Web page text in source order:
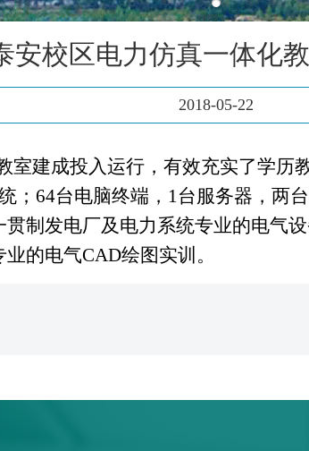
安校区电力仿真一体化
2018-05-22
室建成投入运行，有效充实了学历
； 64台电脑终端， 1台服务器，两
制发电厂及电力系统专业的电气
业的电气CAD绘图实训。